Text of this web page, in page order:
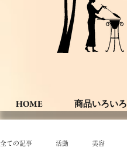
HOME 商品いろいろ
全ての記事 活動 美容